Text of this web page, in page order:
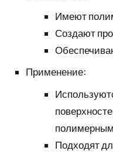
Имеют
Создают
Применение:
Подходят